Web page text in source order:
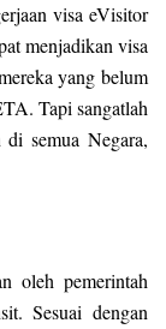
visa eVisitor
menjadikan visa
yang belum
Tapi sangatlah
semua Negara,
oleh pemerintah
Sesuai dengan